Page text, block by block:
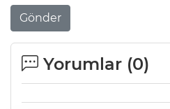
Gönder
Yorumlar (0)